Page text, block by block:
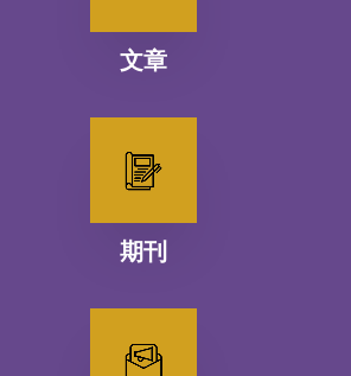
文章
期刊